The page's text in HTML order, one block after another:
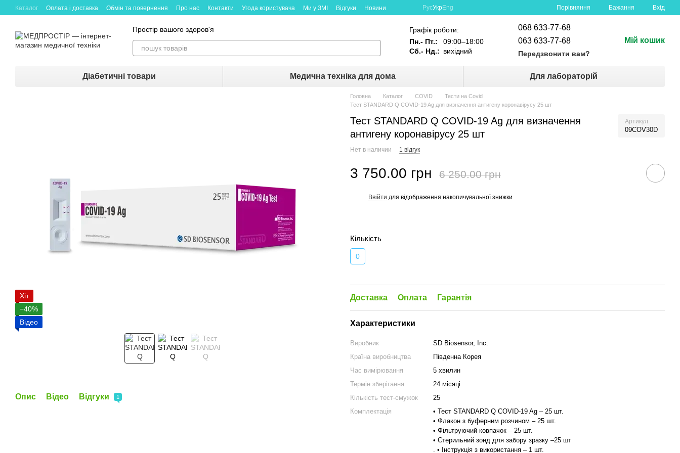
Каталог Оплата і доставка Обмін та повернення Про нас Контакти Угода користувача Ми у ЗМІ Відгуки Новини РусУкрEng Порівняння Бажання Вхід
Простір вашого здоров'я
Графік роботи:
Пн.- Пт.:
09:00–18:00
Сб.- Нд.: вихідний
068 633-77-68
063 633-77-68
Передзвонити вам?
Мій кошик
Діабетичні товари Медична техніка для дома Для лабораторій
Хіт
−40%
Відео
Опис Відео Відгуки 1
Головна Каталог COVID
Тести на Covid
Тест STANDARD Q COVID-19 Ag для визначення антигену коронавірусу 25 шт
Тест STANDARD Q COVID-19 Ag для визначення
антигену коронавірусу 25 шт
Артикул
09COV30D
Нет в наличии 1 відгук
3 750.00 грн 6 250.00 грн
Ввійти для відображення накопичувальної знижки
Кількість
0
Доставка Оплата Гарантія
Характеристики
Виробник
SD Biosensor, Inc.
Країна виробництва
Південна Корея
Час вимірювання
5 хвилин
Термін зберігання
24 місяці
Кількість тест-смужок
25
Комплектація
• Тест STANDARD Q COVID-19 Ag – 25 шт.
• Флакон з буферним розчином – 25 шт.
• Фільтруючий ковпачок – 25 шт.
• Стерильний зонд для забору зразку –25 шт
. • Інструкція з використання – 1 шт.